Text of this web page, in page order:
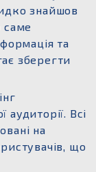
знайшов
саме
та
зберегти
Всі
на
що